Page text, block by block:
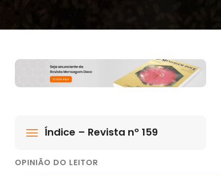
Índice – Revista nº 159
OPINIÃO DO LEITOR